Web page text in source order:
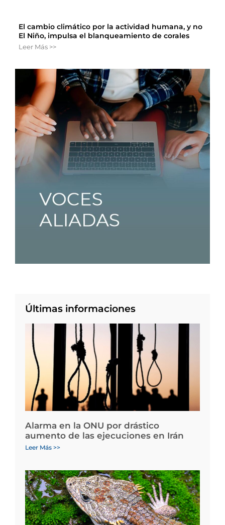
El cambio climático por la actividad humana, y no
El Niño, impulsa el blanqueamiento de corales
Leer Más >>
Últimas informaciones
Alarma en la ONU por drástico
aumento de las ejecuciones en Irán
Leer Más >>